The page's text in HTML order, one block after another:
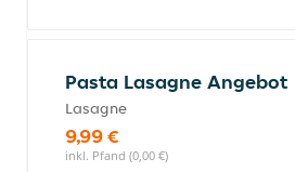
Pasta Lasagne Angebot
Lasagne
9,99 €
inkl. Pfand (0,00 €)